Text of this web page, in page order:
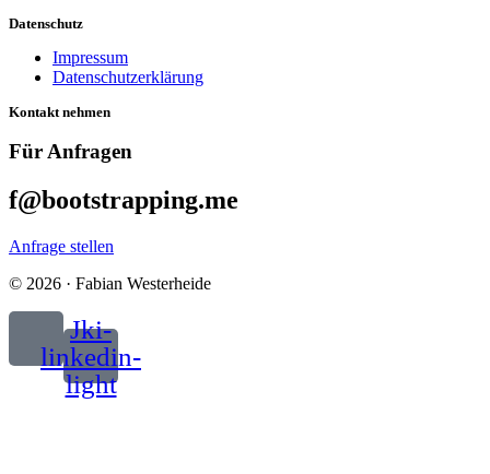
Datenschutz
Impressum
Datenschutzerklärung
Kontakt nehmen
Für Anfragen
f@bootstrapping.me
Anfrage stellen
© 2026 · Fabian Westerheide
Jki-
linkedin-
light